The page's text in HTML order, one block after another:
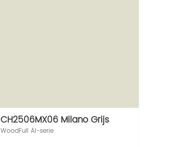
CH2506MX06 Milano Grijs
WoodFull AI-serie‌